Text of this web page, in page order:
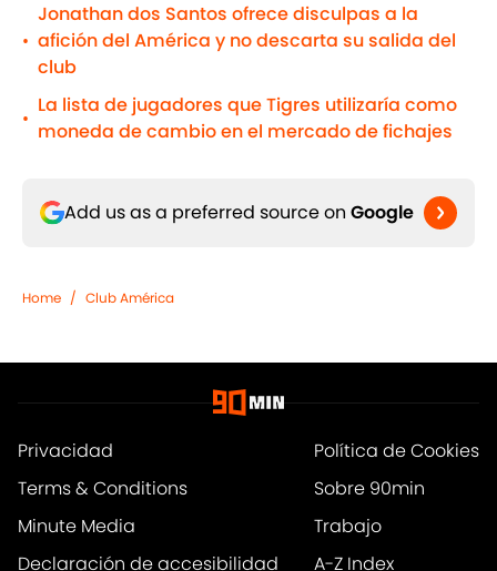
•
Jonathan dos Santos ofrece disculpas a la
afición del América y no descarta su salida del
club
•
La lista de jugadores que Tigres utilizaría como
moneda de cambio en el mercado de fichajes
Add us as a preferred source on Google
Home / Club América
Privacidad
Política de Cookies
Terms & Conditions
Sobre 90min
Minute Media
Trabajo
Declaración de accesibilidad
A-Z Index